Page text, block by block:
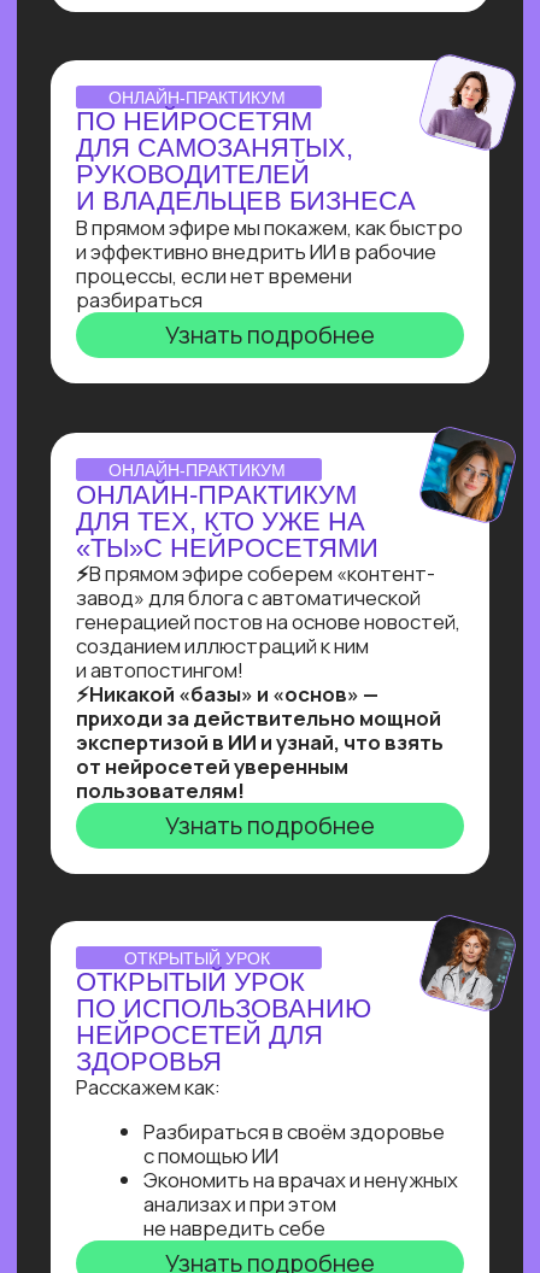
реальное видение рынка ИИ
от эксперта по нейросетям Зерокодер
Кирилла Пшинника!
Узнать подробнее
ВЕБИНАР-ОБЗОР
ПРОФЕССИЯ ПРОМПТ-
ИНЖЕНЕР: КАК ХАЙП
ПРОШЛОГО ГОДА
ПРЕВРАТИЛСЯ В САМУЮ
ВОСТРЕБОВАННУЮ
СПЕЦИАЛИЗАЦИЮ В 2025?
Больше 2 лет наш карьерный центр
поделиться самыми свежими данными
Узнать подробнее
ОNLINE-ПРАКТИКУМ
ПО СОЗДАНИЮ ИИ-
АДМИНИСТРАТОРА
Собираем многофункционального ИИ-
администратора для салона красоты
за 60 минут!
Ты увидишь, как и с помощью чего
реализовывать такие решения,
и узнаешь, как найти 10+ заказчиков
на них даже без опыта работы!
Узнать подробнее
Нейросети 28
IT-профессии 16
Для детей 8
Естественный интеллект 1
Высшее образование 2